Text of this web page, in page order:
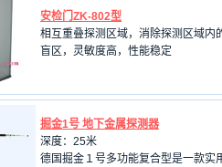
安检门ZK-802型
相互重叠探测区域，消除探测区域内
盲区，灵敏度高，性能稳定
掘金1号 地下金属探测器
深度：25米
德国掘金１号多功能复合型是一款实